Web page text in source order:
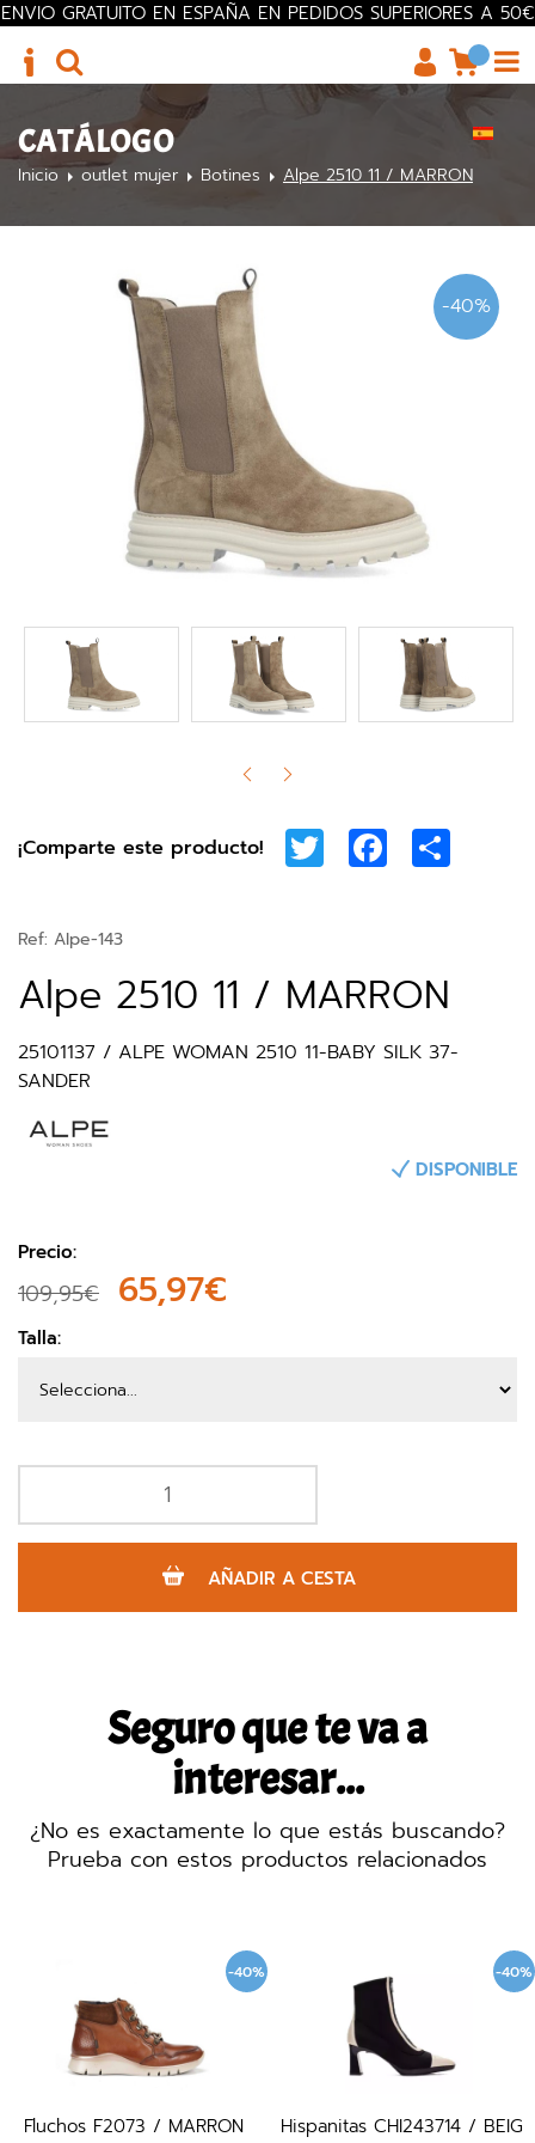
ENVIO GRATUITO EN ESPAÑA EN PEDIDOS SUPERIORES A 50€
CATÁLOGO
Inicio outlet mujer Botines Alpe 2510 11 / MARRON
-40%
¡Comparte este producto! Twitter Facebook
Ref: Alpe-143
Alpe 2510 11 / MARRON
25101137 / ALPE WOMAN 2510 11-BABY SILK 37-
SANDER
DISPONIBLE
Precio:
109,95€ 65,97€
Talla:
AÑADIR A CESTA
Seguro que te va a
interesar...
¿No es exactamente lo que estás buscando?
Prueba con estos productos relacionados
-40%
Fluchos F2073 / MARRON
-40%
Hispanitas CHI243714 / BEIG